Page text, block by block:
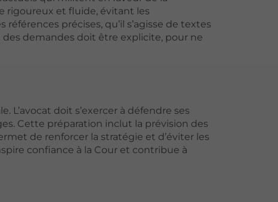
rigoureux et fluide, évitant les
précises, qu’il s’agisse de textes
des demandes doit être explicite, pour ne
L’avocat doit s’exercer à défendre ses
Cette préparation inclut la prévision des
de renforcer la stratégie et d’éviter les
confiance à la Cour et contribue à